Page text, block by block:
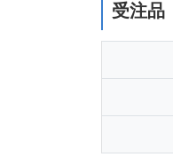
受注品